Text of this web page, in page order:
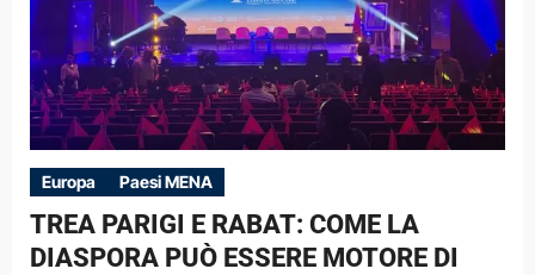
Europa Paesi MENA
TREA PARIGI E RABAT: COME LA
DIASPORA PUÒ ESSERE MOTORE DI